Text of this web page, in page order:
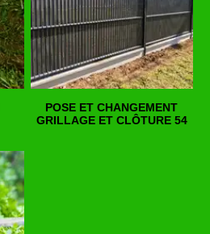
POSE ET CHANGEMENT
GRILLAGE ET CLÔTURE 54